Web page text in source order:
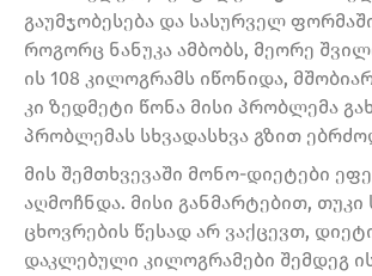
გაუმჯობესება და სასურველ
როგორც ნანუკა ამბობს, მეორე
ის 108 კილოგრამს იწონიდა,
კი ზედმეტი წონა მისი პრობლემა
პრობლემას სხვადასხვა გზით
მის შემთხვევაში მონო-დიეტები
აღმოჩნდა. მისი განმარტებით, თუკი
ცხოვრების წესად არ ვაქცევთ,
დაკლებული კილოგრამები შემდეგ